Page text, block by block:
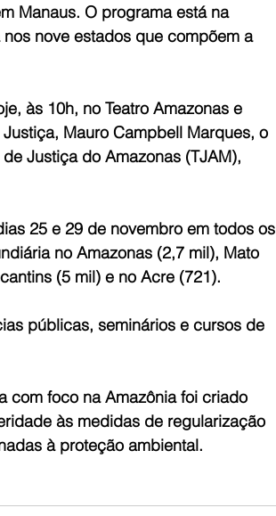
Manaus. O programa está na
nove estados que compõem a
às 10h, no Teatro Amazonas e
Mauro Campbell Marques, o
Justiça do Amazonas (TJAM),
25 e 29 de novembro em todos os
no Amazonas (2,7 mil), Mato
(5 mil) e no Acre (721).
públicas, seminários e cursos de
com foco na Amazônia foi criado
às medidas de regularização
à proteção ambiental.